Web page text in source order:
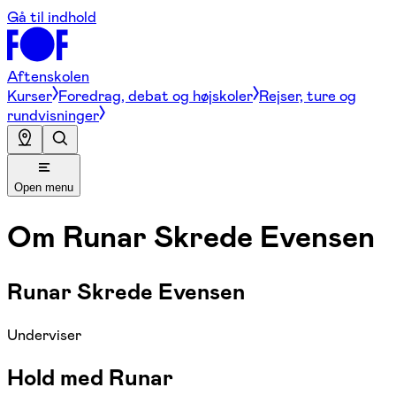
Gå til indhold
Aftenskolen
Kurser Foredrag, debat og højskoler Rejser, ture og
rundvisninger
Open menu
Om Runar Skrede Evensen
Runar Skrede Evensen
Underviser
Hold med Runar